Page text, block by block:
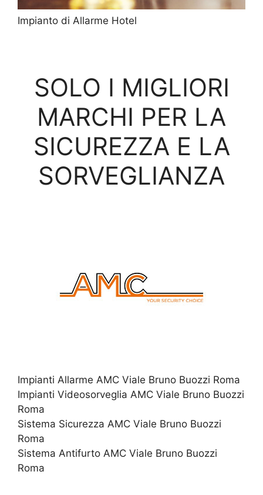
Impianto di Allarme Hotel
SOLO I MIGLIORI
MARCHI PER LA
SICUREZZA E LA
SORVEGLIANZA
Impianti Allarme AMC Viale Bruno Buozzi Roma
Impianti Videosorveglia AMC Viale Bruno Buozzi
Roma
Sistema Sicurezza AMC Viale Bruno Buozzi
Roma
Sistema Antifurto AMC Viale Bruno Buozzi
Roma